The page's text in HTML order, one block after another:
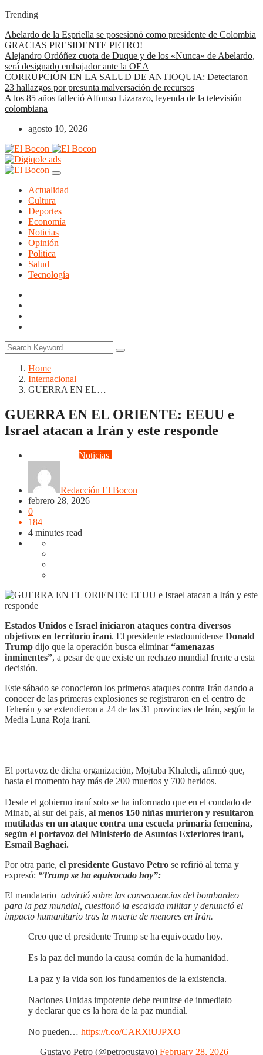
Trending
Abelardo de la Espriella se posesionó como presidente de Colombia
GRACIAS PRESIDENTE PETRO!
Alejandro Ordóñez cuota de Duque y de los «Nunca» de Abelardo,
será designado embajador ante la OEA
CORRUPCIÓN EN LA SALUD DE ANTIOQUIA: Detectaron
23 hallazgos por presunta malversación de recursos
A los 85 años falleció Alfonso Lizarazo, leyenda de la televisión
colombiana
agosto 10, 2026
Actualidad
Cultura
Deportes
Economía
Noticias
Opinión
Politica
Salud
Tecnología
Home
Internacional
GUERRA EN EL…
GUERRA EN EL ORIENTE: EEUU e
Israel atacan a Irán y este responde
Noticias
Redacción El Bocon
febrero 28, 2026
0
184
4 minutes read
Estados Unidos e Israel iniciaron ataques contra diversos
objetivos en territorio iraní. El presidente estadounidense Donald
Trump dijo que la operación busca eliminar“amenazas
inminentes”, a pesar de que existe un rechazo mundial frente a esta
decisión.
Este sábado se conocieron los primeros ataques contra Irán dando a
conocer de las primeras explosiones se registraron en el centro de
Teherán y se extendieron a 24 de las 31 provincias de Irán, según la
Media Luna Roja iraní.
El portavoz de dicha organización, Mojtaba Khaledi, afirmó que,
hasta el momento hay más de 200 muertos y 700 heridos.
Desde el gobierno iraní solo se ha informado que en el condado de
Minab, al sur del país, al menos 150 niñas murieron y resultaron
mutiladas en un ataque contra una escuela primaria femenina,
según el portavoz del Ministerio de Asuntos Exteriores iraní,
Esmail Baghaei.
Por otra parte, el presidente Gustavo Petro se refirió al tema y
expresó: “Trump se ha equivocado hoy”:
El mandatario advirtió sobre las consecuencias del bombardeo
para la paz mundial, cuestionó la escalada militar y denunció el
impacto humanitario tras la muerte de menores en Irán.
Creo que el presidente Trump se ha equivocado hoy.
Es la paz del mundo la causa común de la humanidad.
La paz y la vida son los fundamentos de la existencia.
Naciones Unidas impotente debe reunirse de inmediato
y declarar que es la hora de la paz mundial.
No pueden… https://t.co/CARXiUJPXO
— Gustavo Petro (@petrogustavo) February 28, 2026